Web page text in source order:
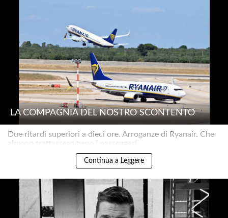
LA COMPAGNIA DEL NOSTRO SCONTENTO
Due ritardi superiori a dieci ore. Arroganze di Ryanair. Che
almeno trattassero bene i passeggeri..
Continua a Leggere